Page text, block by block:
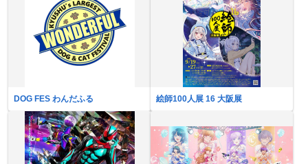
DOG FES わんだふる 絵師100人展 16 大阪展